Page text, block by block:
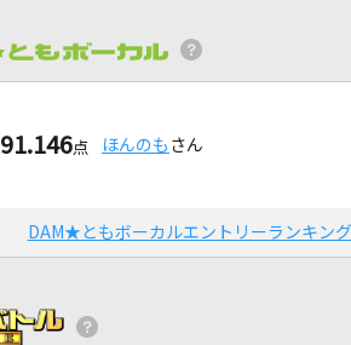
91.146点 ほんのも さん
DAM★ともボーカルエントリーランキング